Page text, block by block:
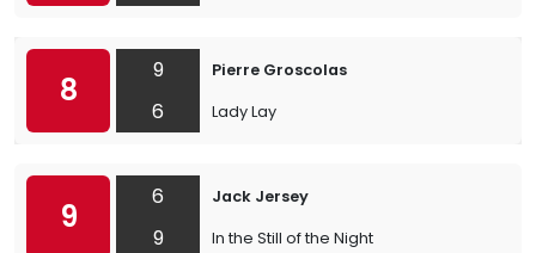
8
9
6
Pierre Groscolas
Lady Lay
9
6
9
Jack Jersey
In the Still of the Night